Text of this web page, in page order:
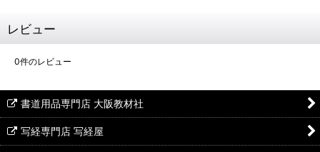
レビュー
0件のレビュー
書道用品専門店 大阪教材社
写経専門店 写経屋